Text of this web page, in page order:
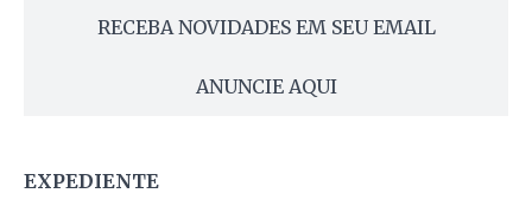
RECEBA NOVIDADES EM SEU EMAIL
ANUNCIE AQUI
EXPEDIENTE